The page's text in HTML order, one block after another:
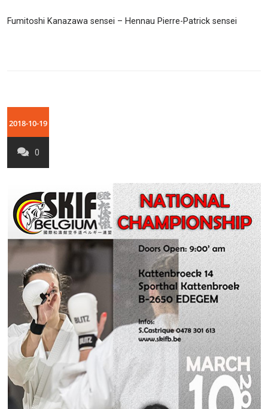
Fumitoshi Kanazawa sensei – Hennau Pierre-Patrick sensei
2018-10-19
0